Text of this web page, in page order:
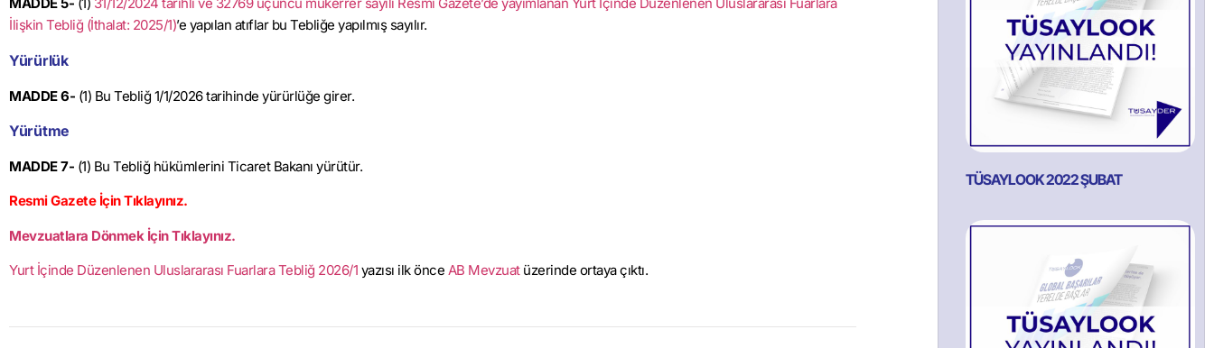
İlişkin Tebliğ (İthalat: 2025/1)’e yapılan atıflar bu Tebliğe yapılmış sayılır.
Yürürlük
MADDE 6- (1) Bu Tebliğ 1/1/2026 tarihinde yürürlüğe girer.
Yürütme
MADDE 7- (1) Bu Tebliğ hükümlerini Ticaret Bakanı yürütür.
Resmi Gazete İçin Tıklayınız.
Mevzuatlara Dönmek İçin Tıklayınız.
Yurt İçinde Düzenlenen Uluslararası Fuarlara Tebliğ 2026/1 yazısı ilk önce AB Mevzuatüzerinde ortaya çıktı.
TÜSAYLOOK 2022 ŞUBAT